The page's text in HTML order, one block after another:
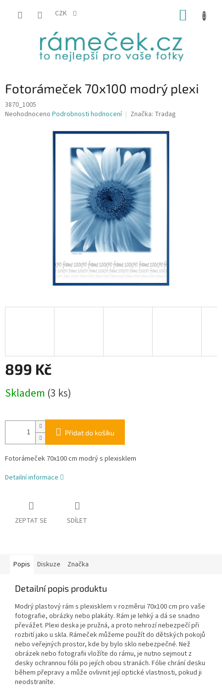
CZK
Fotorámeček 70x100 modrý plexi
3870_1005
Průměrné
Neohodnoceno Podrobnosti hodnocení Značka: Tradag
899 Kč
cena:
Skladem (3 ks)
Přidat do košíku
Fotorámeček 70x100 cm modrý s plexisklem
Detailní informace
ZEPTAT SE SDÍLET
Popis Diskuze Značka
Detailní popis produktu
Modrý plastový rám s plexisklem v rozměrui 70x100 cm pro vaše
fotografie, obrázky nebo plakáty. Rám je lehký a dá se snadno
převážet. Plexi deska je pružná, a proto nehrozí nebezpečí při
rozbití jako u skla. Rámeček můžeme použít do dětských pokojů
nebo veřejných prostor, kde by bylo sklo nebezpečné. Než
obrázek nebo fotografii vložíte do rámu, je nutno sejmout z
desky ochrannou fólii po jejích obou stranách. Fólie chrání desku
během přepravy a může ovlivnit její optické vlastnosti, pokud ji
neodstraníte.